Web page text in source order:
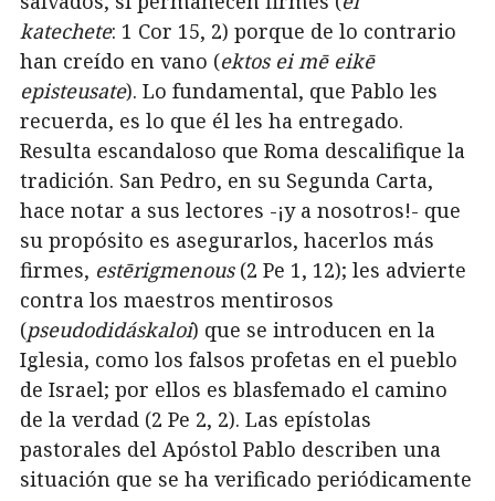
katechete: 1 Cor 15, 2) porque de lo contrario
han creído en vano (ektos ei mē eikē
episteusate). Lo fundamental, que Pablo les
recuerda, es lo que él les ha entregado.
Resulta escandaloso que Roma descalifique la
tradición. San Pedro, en su Segunda Carta,
hace notar a sus lectores -¡y a nosotros!- que
su propósito es asegurarlos, hacerlos más
firmes, estērigmenous (2 Pe 1, 12); les advierte
contra los maestros mentirosos
(pseudodidáskaloi) que se introducen en la
Iglesia, como los falsos profetas en el pueblo
de Israel; por ellos es blasfemado el camino
de la verdad (2 Pe 2, 2). Las epístolas
pastorales del Apóstol Pablo describen una
situación que se ha verificado periódicamente